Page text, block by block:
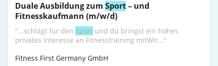
Duale Ausbildung zum Sport – und
Fitnesskaufmann (m/w/d)
"...schlägt für den Sport und du bringst ein hohes
privates Interesse an Fitnesstraining mitWir..."
Fitness First Germany GmbH